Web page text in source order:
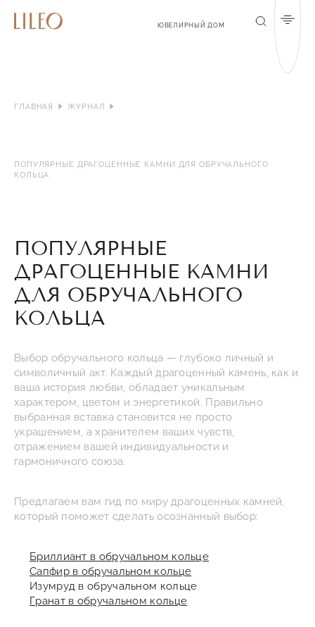
ЮВЕЛИРНЫЙ ДОМ Поиск
ГЛАВНАЯ ЖУРНАЛ
ПОПУЛЯРНЫЕ ДРАГОЦЕННЫЕ КАМНИ ДЛЯ ОБРУЧАЛЬНОГО
КОЛЬЦА
ПОПУЛЯРНЫЕ
ДРАГОЦЕННЫЕ КАМНИ
ДЛЯ ОБРУЧАЛЬНОГО
КОЛЬЦА
Выбор обручального кольца — глубоко личный и
символичный акт. Каждый драгоценный камень, как и
ваша история любви, обладает уникальным
характером, цветом и энергетикой. Правильно
выбранная вставка становится не просто
украшением, а хранителем ваших чувств,
отражением вашей индивидуальности и
гармоничного союза.
Предлагаем вам гид по миру драгоценных камней,
который поможет сделать осознанный выбор:
Бриллиант в обручальном кольце
Сапфир в обручальном кольце
Изумруд в обручальном кольце
Гранат в обручальном кольце